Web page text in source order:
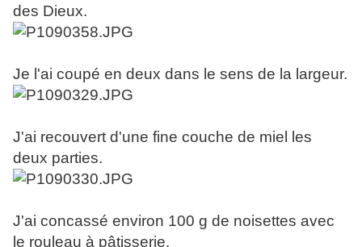
des Dieux.
Je l'ai coupé en deux dans le sens de la largeur.
J'ai recouvert d'une fine couche de miel les
deux parties.
J'ai concassé environ 100 g de noisettes avec
le rouleau à pâtisserie.